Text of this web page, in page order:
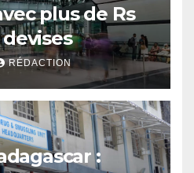
plus de Rs
RÉDACTION
: